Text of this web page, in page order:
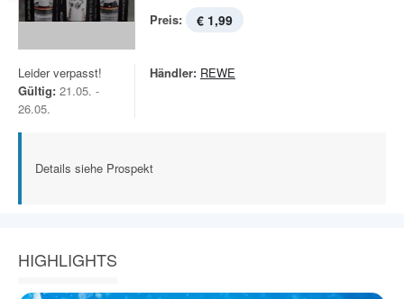
Preis: € 1,99
Leider verpasst!
Gültig: 21.05. -
26.05.
Händler: REWE
Details siehe Prospekt
HIGHLIGHTS